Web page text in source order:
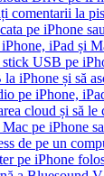
comentarii la
pe iPhone
iPad și
USB pe
iPhone și să
pe iPhone,
cloud și să
pe iPhone
de pe un
pe iPhone